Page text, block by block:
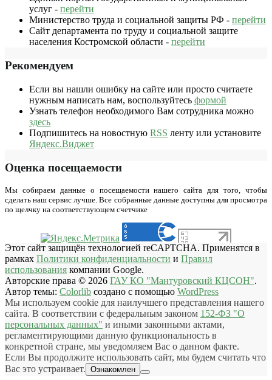
услуг - перейти
Министерство труда и социальной защиты РФ - перейти
Сайт департамента по труду и социальной защите
населения Костромской области - перейти
Рекомендуем
Если вы нашли ошибку на сайте или просто считаете
нужным написать нам, воспользуйтесь формой
Узнать телефон необходимого Вам сотрудника можно
здесь
Подпишитесь на новостную RSS ленту или установите
Яндекс.Виджет
Оценка посещаемости
Мы собираем данные о посещаемости нашего сайта для того, чтобы
сделать наш сервис лучше. Все собранные данные доступны для просмотра
по щелчку на соответствующем счетчике
Этот сайт защищён технологией reCAPTCHA. Применятся в
рамках Политики конфиденциальности и Правил
использования компании Google.
Авторские права © 2026 ГАУ КО "Мантуровский КЦСОН".
Автор темы: Colorlib создано с помощью WordPress
Мы используем cookie для наилучшего представления нашего
сайта. В соответствии с федеральным законом 152-ФЗ "О
персональных данных" и иными законными актами,
регламентирующими данную функциональность в
конкретной стране, мы уведомляем Вас о данном факте.
Если Вы продолжите использовать сайт, мы будем считать что
Вас это устраивает. Ознакомлен